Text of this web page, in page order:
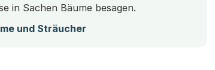
in Sachen Bäume besagen.
und Sträucher